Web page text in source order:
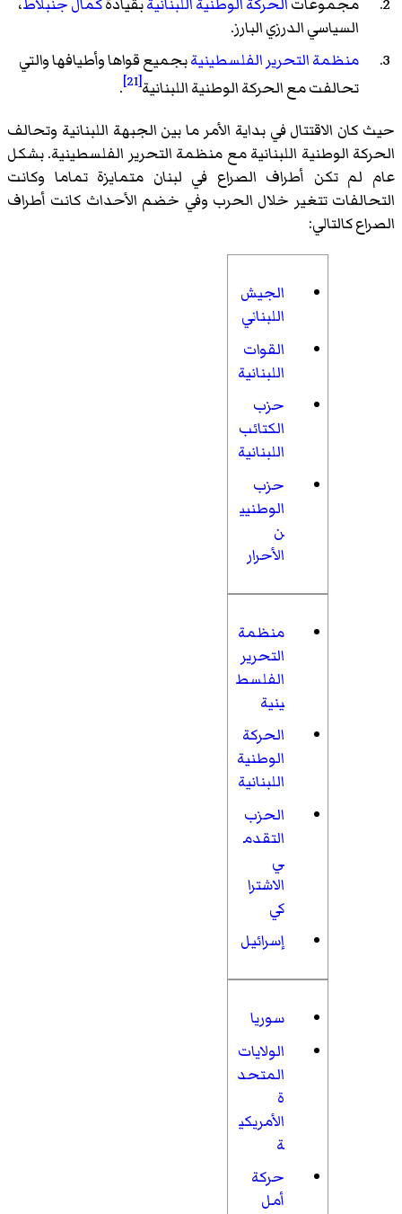
السياسي الدرزي البارز.
منظمة التحرير الفلسطينيةبجميع قواها وأطيافها والتي
تحالفت مع الحركة الوطنية اللبنانية[21]
.
حيث كان الاقتتال في بداية الأمر ما بين الجبهة اللبنانية وتحالف
الحركة الوطنية اللبنانية مع منظمة التحرير الفلسطينية. بشكل
عام لم تكن أطراف الصراع في لبنان متمايزة تماما وكانت
التحالفات تتغير خلال الحرب وفي خضم الأحداث كانت أطراف
الصراع كالتالي:
الجيش
اللبناني
القوات
اللبنانية
حزب
الكتائب
اللبنانية
حزب
الوطنيي
ن
الأحرار
منظمة
التحرير
الفلسط
ينية
الحركة
الوطنية
اللبنانية
الحزب
التقدم
ي
الاشترا
كي
إسرائيل
سوريا
الولايات
المتحد
ة
الأمريكي
ة
حركة
أمل